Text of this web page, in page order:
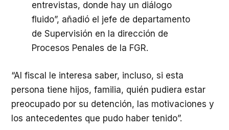
entrevistas, donde hay un diálogo
fluido”, añadió el jefe de departamento
de Supervisión en la dirección de
Procesos Penales de la FGR.
“Al fiscal le interesa saber, incluso, si esta
persona tiene hijos, familia, quién pudiera estar
preocupado por su detención, las motivaciones y
los antecedentes que pudo haber tenido”.